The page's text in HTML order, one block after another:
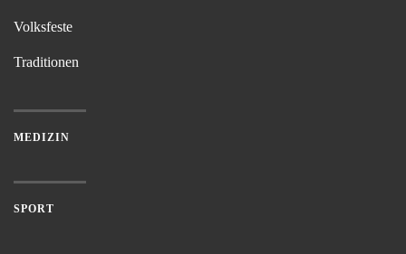
Volksfeste
Traditionen
MEDIZIN
SPORT